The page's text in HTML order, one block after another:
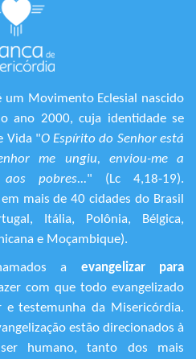
Movimento Eclesial nascido
ano 2000, cuja identidade se
Vida "O Espírito do Senhor está
me ungiu, enviou-me a
pobres..." (Lc 4,18-19).
mais de 40 cidades do Brasil
Itália, Polônia, Bélgica,
e Moçambique).
a evangelizar para
com que todo evangelizado
e testemunha da Misericórdia.
estão direcionados à
humano, tanto dos mais